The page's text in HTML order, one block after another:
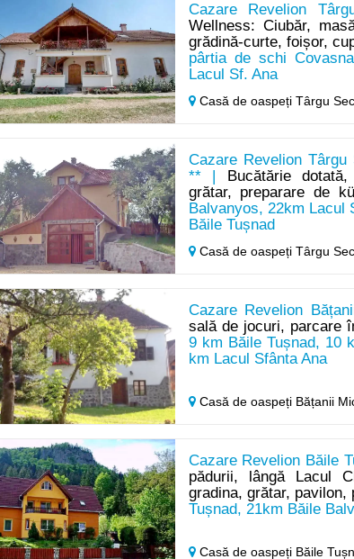
Cazare Revelion
Wellness: Ciubăr,
grădină-curte, foișor,
pârtia de schi
Lacul Sf. Ana
Casă de oaspeți Târgu
Cazare Revelion
** |
Bucătărie
grătar, preparare de
Balvanyos, 22km Lacul
Băile Tușnad
Casă de oaspeți Târgu
Cazare Revelion
sală de jocuri, parcare
9 km Băile Tușnad, 10
km Lacul Sfânta Ana
Casă de oaspeți Bățanii
Cazare Revelion Băile
pădurii, lângă Lacul
gradina, grătar, pavilon,
Tușnad, 21km Băile
Casă de oaspeți Băile